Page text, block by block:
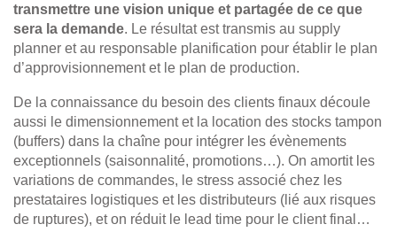
transmettre une vision unique et partagée de ce que
sera la demande. Le résultat est transmis au supply
planner et au responsable planification pour établir le plan
d’approvisionnement et le plan de production.
De la connaissance du besoin des clients finaux découle
aussi le dimensionnement et la location des stocks tampon
(buffers) dans la chaîne pour intégrer les évènements
exceptionnels (saisonnalité, promotions…). On amortit les
variations de commandes, le stress associé chez les
prestataires logistiques et les distributeurs (lié aux risques
de ruptures), et on réduit le lead time pour le client final…